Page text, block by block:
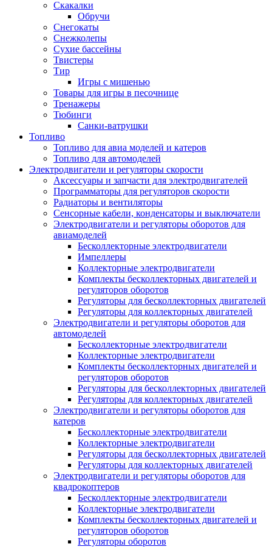
Скакалки
Обручи
Снегокаты
Снежколепы
Сухие бассейны
Твистеры
Тир
Игры с мишенью
Товары для игры в песочнице
Тренажеры
Тюбинги
Санки-ватрушки
Топливо
Топливо для авиа моделей и катеров
Топливо для автомоделей
Электродвигатели и регуляторы скорости
Аксессуары и запчасти для электродвигателей
Программаторы для регуляторов скорости
Радиаторы и вентиляторы
Сенсорные кабели, конденсаторы и выключатели
Электродвигатели и регуляторы оборотов для
авиамоделей
Бесколлекторные электродвигатели
Импеллеры
Коллекторные электродвигатели
Комплекты бесколлекторных двигателей и
регуляторов оборотов
Регуляторы для бесколлекторных двигателей
Регуляторы для коллекторных двигателей
Электродвигатели и регуляторы оборотов для
автомоделей
Бесколлекторные электродвигатели
Коллекторные электродвигатели
Комплекты бесколлекторных двигателей и
регуляторов оборотов
Регуляторы для бесколлекторных двигателей
Регуляторы для коллекторных двигателей
Электродвигатели и регуляторы оборотов для
катеров
Бесколлекторные электродвигатели
Коллекторные электродвигатели
Регуляторы для бесколлекторных двигателей
Регуляторы для коллекторных двигателей
Электродвигатели и регуляторы оборотов для
квадрокоптеров
Бесколлекторные электродвигатели
Коллекторные электродвигатели
Комплекты бесколлекторных двигателей и
регуляторов оборотов
Регуляторы оборотов